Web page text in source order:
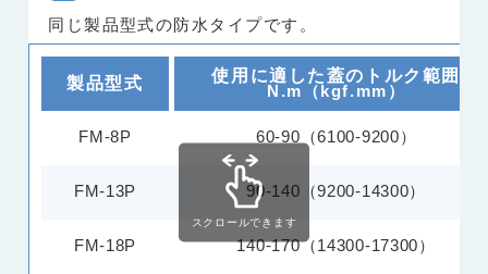
同じ製品型式の防水タイプです。
製品型式 使用に適した蓋のトルク範囲
N.m（kgf.mm）
FM-8P 60-90（6100-9200）
FM-13P 90-140（9200-14300）
FM-18P 140-170（14300-17300）
スクロールできます